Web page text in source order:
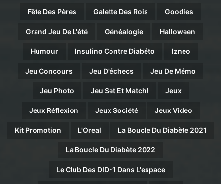
Fête Des Pères Galette Des Rois Goodies
Grand Jeu De L'été Généalogie Halloween
Humour Insulino Contre Diabéto Izneo
Jeu Concours Jeu D'échecs Jeu De Mémo
Jeu Photo Jeu Set Et Match! Jeux
Jeux Réflexion Jeux Société Jeux Video
Kit Promotion L'Oreal La Boucle Du Diabète 2021
La Boucle Du Diabète 2022
Le Club Des DID-1 Dans L'espace